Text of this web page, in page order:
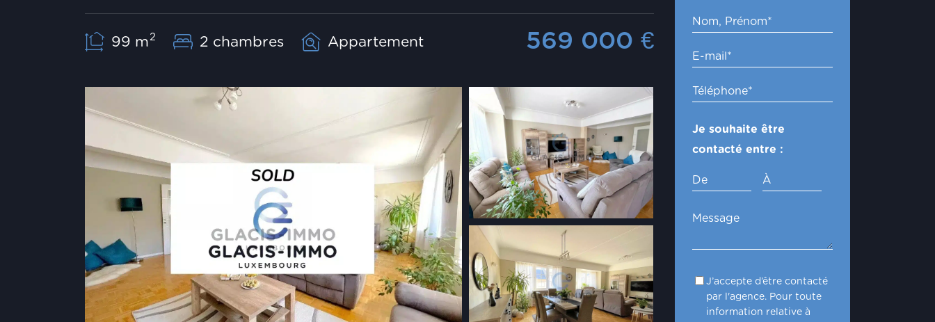
99 m2 2 chambres Appartement 569 000 €
Je souhaite être
contacté entre :
De À
J’accepte d’être contacté
par l'agence. Pour toute
information relative à